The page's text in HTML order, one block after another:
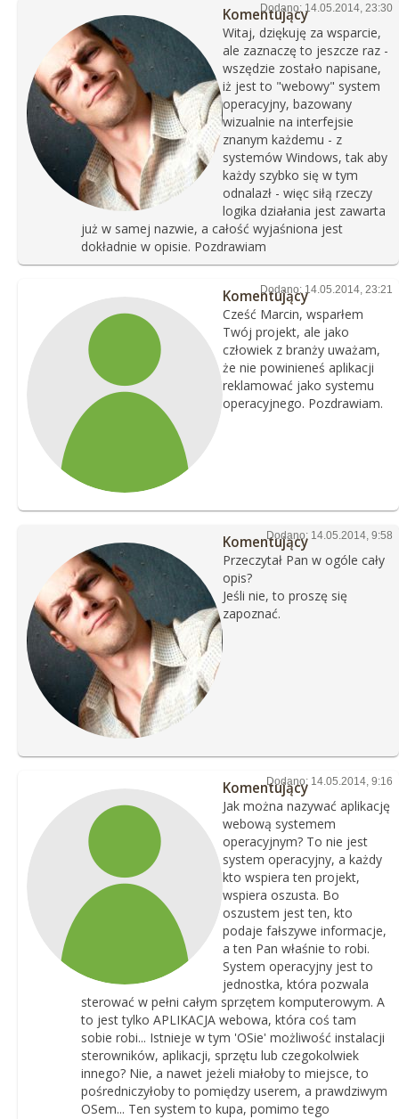
Dodano: 14.05.2014, 23:30
Komentujący
Witaj, dziękuję za wsparcie,
ale zaznaczę to jeszcze raz -
wszędzie zostało napisane,
iż jest to "webowy" system
operacyjny, bazowany
wizualnie na interfejsie
znanym każdemu - z
systemów Windows, tak aby
każdy szybko się w tym
odnalazł - więc siłą rzeczy
logika działania jest zawarta
już w samej nazwie, a całość wyjaśniona jest
dokładnie w opisie. Pozdrawiam
Dodano: 14.05.2014, 23:21
Komentujący
Cześć Marcin, wsparłem
Twój projekt, ale jako
człowiek z branży uważam,
że nie powinieneś aplikacji
reklamować jako systemu
operacyjnego. Pozdrawiam.
Dodano: 14.05.2014, 9:58
Komentujący
Przeczytał Pan w ogóle cały
opis?
Jeśli nie, to proszę się
zapoznać.
Dodano: 14.05.2014, 9:16
Komentujący
Jak można nazywać aplikację
webową systemem
operacyjnym? To nie jest
system operacyjny, a każdy
kto wspiera ten projekt,
wspiera oszusta. Bo
oszustem jest ten, kto
podaje fałszywe informacje,
a ten Pan właśnie to robi.
System operacyjny jest to
jednostka, która pozwala
sterować w pełni całym sprzętem komputerowym. A
to jest tylko APLIKACJA webowa, która coś tam
sobie robi... Istnieje w tym 'OSie' możliwość instalacji
sterowników, aplikacji, sprzętu lub czegokolwiek
innego? Nie, a nawet jeżeli miałoby to miejsce, to
pośredniczyłoby to pomiędzy userem, a prawdziwym
OSem... Ten system to kupa, pomimo tego